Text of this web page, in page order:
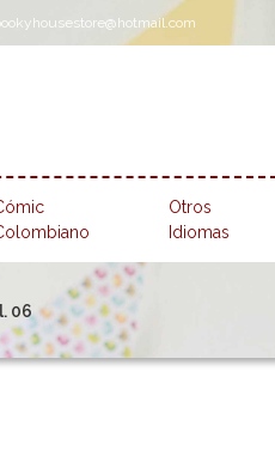
Otros
Idiomas
06